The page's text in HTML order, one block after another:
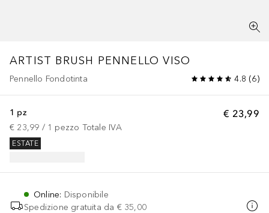
ARTIST BRUSH PENNELLO VISO
Pennello Fondotinta 4.8 (6)
€ 23,99
1 pz
€ 23,99 / 1 pezzo Totale IVA
ESTATE
Online: Disponibile
Spedizione gratuita da € 35,00